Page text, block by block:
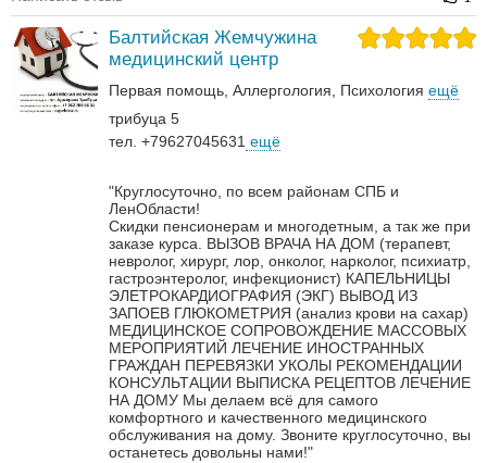
Балтийская Жемчужина
медицинский центр
Первая помощь Аллергология Психология ещё
трибуца 5
тел. +79627045631 ещё
"Круглосуточно, по всем районам СПБ и
ЛенОбласти!
Скидки пенсионерам и многодетным, а так же при
заказе курса. ВЫЗОВ ВРАЧА НА ДОМ (терапевт,
невролог, хирург, лор, онколог, нарколог, психиатр,
гастроэнтеролог, инфекционист) КАПЕЛЬНИЦЫ
ЭЛЕТРОКАРДИОГРАФИЯ (ЭКГ) ВЫВОД ИЗ
ЗАПОЕВ ГЛЮКОМЕТРИЯ (анализ крови на сахар)
МЕДИЦИНСКОЕ СОПРОВОЖДЕНИЕ МАССОВЫХ
МЕРОПРИЯТИЙ ЛЕЧЕНИЕ ИНОСТРАННЫХ
ГРАЖДАН ПЕРЕВЯЗКИ УКОЛЫ РЕКОМЕНДАЦИИ
КОНСУЛЬТАЦИИ ВЫПИСКА РЕЦЕПТОВ ЛЕЧЕНИЕ
НА ДОМУ Мы делаем всё для самого
комфортного и качественного медицинского
обслуживания на дому. Звоните круглосуточно, вы
останетесь довольны нами!"